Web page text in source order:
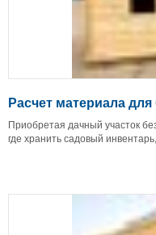
Расчет материала
Приобретая дачный участок
где хранить садовый